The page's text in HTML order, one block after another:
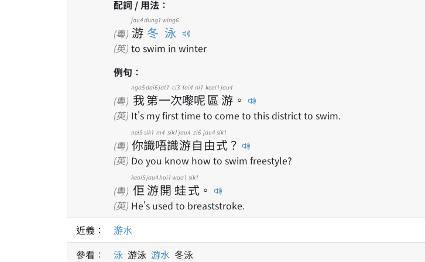
配詞 / 用法：
(粵) 游
jau4
冬泳
dung1 wing6
(英) to swim in winter
例句：
(粵) 我
ngo5
第
dai6
一
jat1
次
ci3
嚟
lai4
呢
ni1
區
keoi1
游
jau4
。
(英) It's my first time to come to this district to swim.
(粵) 你
nei5
識
sik1
唔
m4
識
sik1
游
jau4
自
zi6
由
jau4
式
sik1
？
(英) Do you know how to swim freestyle?
(粵) 佢
keoi5
游
jau4
開
hoi1
蛙
waa1
式
sik1
。
(英) He's used to breaststroke.
近義：
游水
參看：
泳 游泳 游水 冬泳